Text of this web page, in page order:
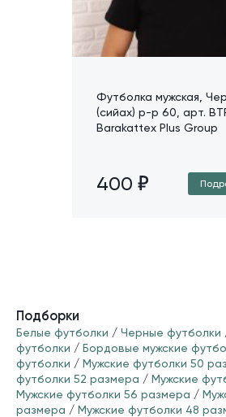
Футболка мужская,
(сийах) р-р 60, арт.
Barakattex Plus Group
400
Подборки
Белые футболки / Черные футболки
футболки / Бордовые мужские
футболки / Мужские футболки 50
футболки 52 размера / Мужские
Мужские футболки 56 размера /
размера / Мужские футболки 48